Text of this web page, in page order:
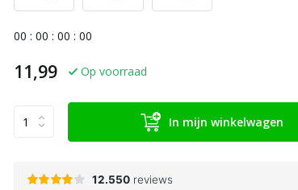
00 : 00 : 00 : 00
11,99 Op voorraad
In mijn winkelwagen